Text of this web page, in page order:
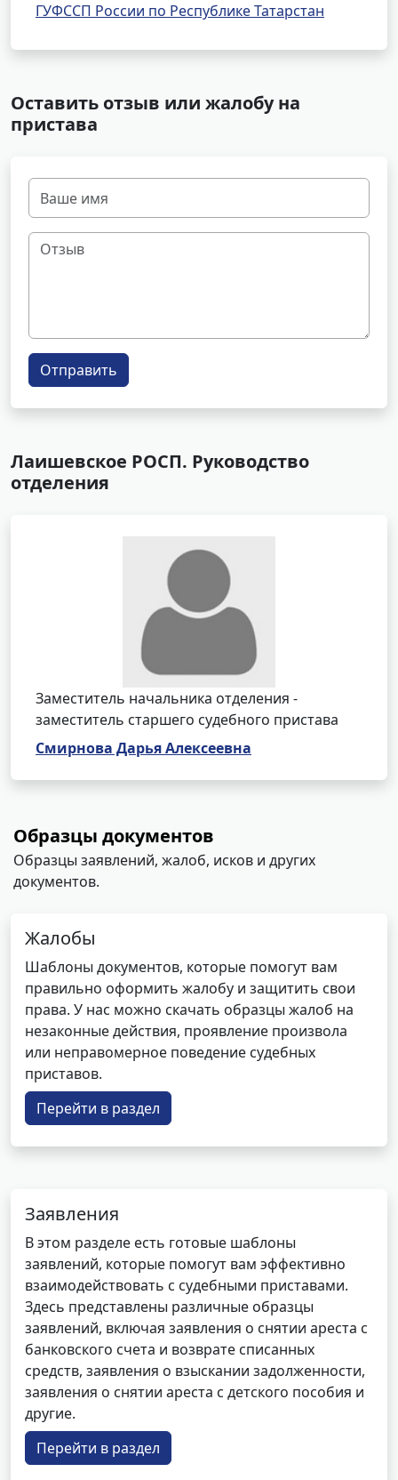
ГУФССП России по Республике Татарстан
Оставить отзыв или жалобу на
пристава
Отправить
Лаишевское РОСП. Руководство
отделения
Заместитель начальника отделения -
заместитель старшего судебного пристава
Смирнова Дарья Алексеевна
Образцы документов
Образцы заявлений, жалоб, исков и других
документов.
Жалобы
Шаблоны документов, которые помогут вам
правильно оформить жалобу и защитить свои
права. У нас можно скачать образцы жалоб на
незаконные действия, проявление произвола
или неправомерное поведение судебных
приставов.
Перейти в раздел
Заявления
В этом разделе есть готовые шаблоны
заявлений, которые помогут вам эффективно
взаимодействовать с судебными приставами.
Здесь представлены различные образцы
заявлений, включая заявления о снятии ареста с
банковского счета и возврате списанных
средств, заявления о взыскании задолженности,
заявления о снятии ареста с детского пособия и
другие.
Перейти в раздел